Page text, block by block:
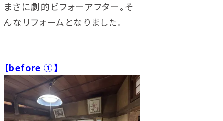
まさに劇的ビフォーアフター。そ
んなリフォームとなりました。
【before ①】